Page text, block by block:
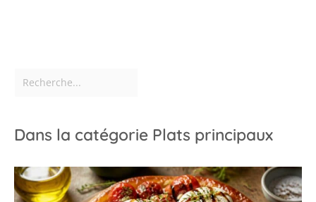
Dans la catégorie Plats principaux